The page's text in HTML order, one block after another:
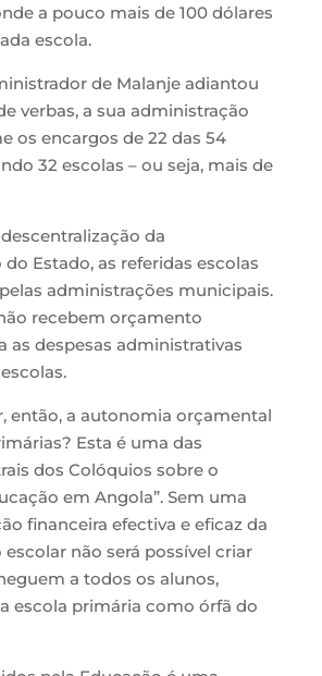
a pouco mais de 100 dólares
escola.
de Malanje adiantou
verbas, a sua administração
os encargos de 22 das 54
32 escolas – ou seja, mais de
da
Estado, as referidas escolas
administrações municipais.
recebem orçamento
as despesas administrativas
então, a autonomia orçamental
Esta é uma das
dos Colóquios sobre o
em Angola”. Sem uma
financeira efectiva e eficaz da
não será possível criar
a todos os alunos,
escola primária como órfã do